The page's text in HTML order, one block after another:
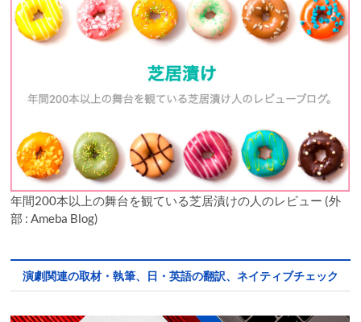
年間200本以上の舞台を観ている芝居漬けの人のレビュー (外
部 : Ameba Blog)
演劇関連の取材・執筆、日・英語の翻訳、ネイティブチェック